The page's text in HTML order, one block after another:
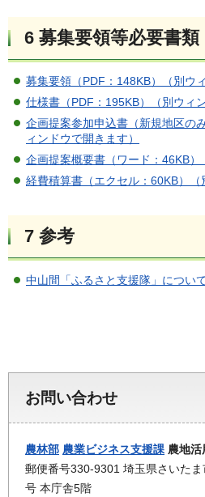
6 募集要領等必要書類
募集要領（PDF：148KB）（別ウ
仕様書（PDF：195KB）（別ウィ
企画提案参加申込書（新規地区の
ィンドウで開きます）
企画提案概要書（ワード：46KB）
経費積算書（エクセル：60KB）（
7 参考
中山間「ふるさと支援隊」につい
お問い合わせ
農林部 農業ビジネス支援課 農地活
郵便番号330-9301 埼玉県さいた
号 本庁舎5階